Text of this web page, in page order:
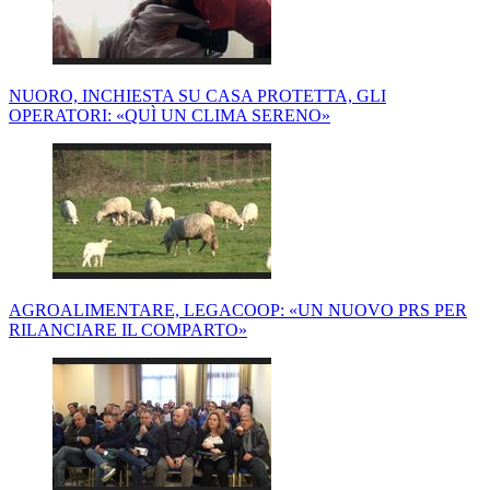
NUORO, INCHIESTA SU CASA PROTETTA, GLI
OPERATORI: «QUÌ UN CLIMA SERENO»
AGROALIMENTARE, LEGACOOP: «UN NUOVO PRS PER
RILANCIARE IL COMPARTO»